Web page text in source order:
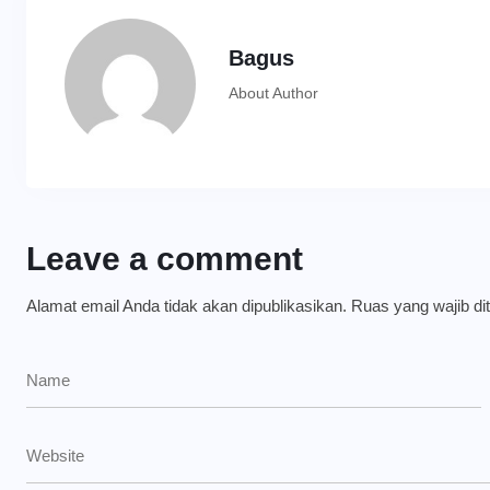
Bagus
About Author
Leave a comment
Alamat email Anda tidak akan dipublikasikan. Ruas yang wajib